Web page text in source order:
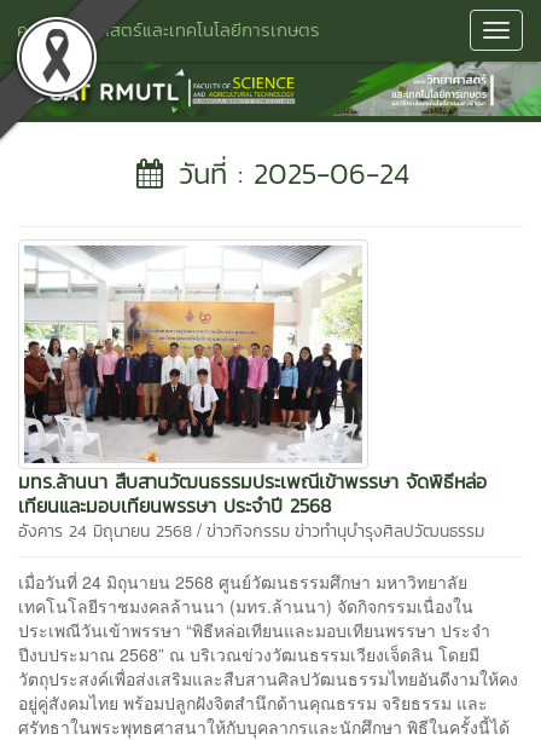
คณะวิทยาศาสตร์และเทคโนโลยีการเกษตร
วันที่ : 2025-06-24
มทร.ล้านนา สืบสานวัฒนธรรมประเพณีเข้าพรรษา จัดพิธีหล่อ
เทียนและมอบเทียนพรรษา ประจำปี 2568
อังคาร 24 มิถุนายน 2568 / ข่าวกิจกรรมข่าวทำนุบำรุงศิลปวัฒนธรรม
เมื่อวันที่ 24 มิถุนายน 2568 ศูนย์วัฒนธรรมศึกษา มหาวิทยาลัย
เทคโนโลยีราชมงคลล้านนา (มทร.ล้านนา) จัดกิจกรรมเนื่องใน
ประเพณีวันเข้าพรรษา “พิธีหล่อเทียนและมอบเทียนพรรษา ประจำ
ปีงบประมาณ 2568” ณ บริเวณข่วงวัฒนธรรมเวียงเจ็ดลิน โดยมี
วัตถุประสงค์เพื่อส่งเสริมและสืบสานศิลปวัฒนธรรมไทยอันดีงามให้คง
อยู่คู่สังคมไทย พร้อมปลูกฝังจิตสำนึกด้านคุณธรรม จริยธรรม และ
ศรัทธาในพระพุทธศาสนาให้กับบุคลากรและนักศึกษา พิธีในครั้งนี้ได้